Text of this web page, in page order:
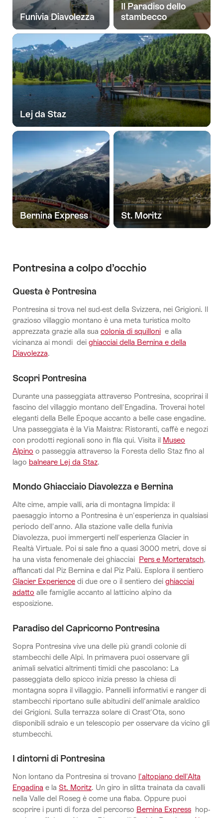
Funivia Diavolezza
Il Paradiso dello
stambecco
Lej da Staz
Bernina Express St. Moritz
Pontresina a colpo d’occhio
Questa è Pontresina
Pontresina si trova nel sud-est della Svizzera, nei Grigioni. Il
grazioso villaggio montano è una meta turistica molto
apprezzata grazie alla sua colonia di squilloni e alla
vicinanza ai mondi dei ghiacciai della Bernina e della
Diavolezza.
Scopri Pontresina
Durante una passeggiata attraverso Pontresina, scoprirai il
fascino del villaggio montano dell'Engadina. Troverai hotel
eleganti della Belle Époque accanto a belle case engadine.
Una passeggiata è la Via Maistra: Ristoranti, caffè e negozi
con prodotti regionali sono in fila qui. Visita il Museo
Alpino o passeggia attraverso la Foresta dello Staz fino al
lago balneare Lej da Staz.
Mondo Ghiacciaio Diavolezza e Bernina
Alte cime, ampie valli, aria di montagna limpida: il
paesaggio intorno a Pontresina è un'esperienza in qualsiasi
periodo dell'anno. Alla stazione valle della funivia
Diavolezza, puoi immergerti nell'esperienza Glacier in
Realtà Virtuale. Poi si sale fino a quasi 3000 metri, dove si
ha una vista fenomenale dei ghiacciai Pers e Morteratsch,
affiancati dal Piz Bernina e dal Piz Palü. Esplora il sentiero
Glacier Experience di due ore o il sentiero dei ghiacciai
adatto alle famiglie accanto al latticino alpino da
esposizione.
Paradiso del Capricorno Pontresina
Sopra Pontresina vive una delle più grandi colonie di
stambecchi delle Alpi. In primavera puoi osservare gli
animali selvatici altrimenti timidi che pascolano: La
passeggiata dello spicco inizia presso la chiesa di
montagna sopra il villaggio. Pannelli informativi e ranger di
stambecchi riportano sulle abitudini dell'animale araldico
dei Grigioni. Sulla terrazza solare di Crast'Ota, sono
disponibili sdraio e un telescopio per osservare da vicino gli
stumbecchi.
I dintorni di Pontresina
Non lontano da Pontresina si trovano l'altopiano dell'Alta
Engadina e la St. Moritz. Un giro in slitta trainata da cavalli
nella Valle del Roseg è come una fiaba. Oppure puoi
scoprire i punti di forza del percorso Bernina Express hop-